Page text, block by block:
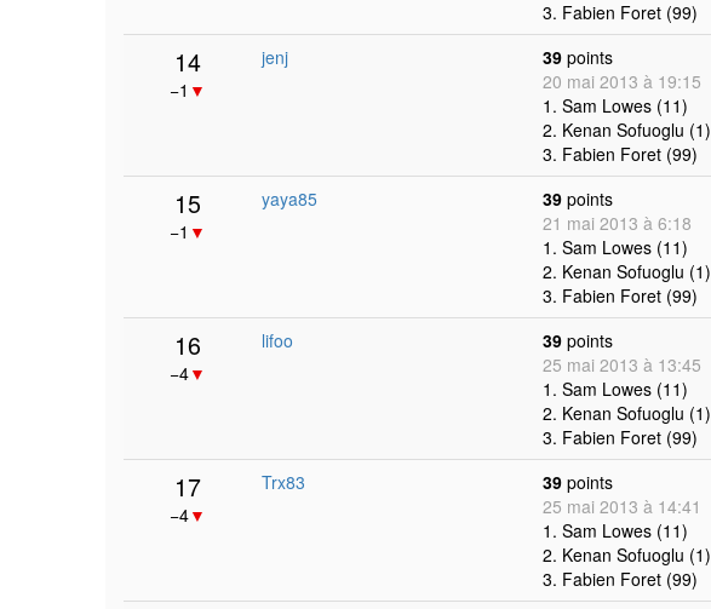
3. Fabien Foret (99)
14
−1 ▼
jenj 39 points
20 mai 2013 à 19:15
1. Sam Lowes (11)
2. Kenan Sofuoglu (1)
3. Fabien Foret (99)
15
−1 ▼
yaya85 39 points
21 mai 2013 à 6:18
1. Sam Lowes (11)
2. Kenan Sofuoglu (1)
3. Fabien Foret (99)
16
−4▼
lifoo 39 points
25 mai 2013 à 13:45
1. Sam Lowes (11)
2. Kenan Sofuoglu (1)
3. Fabien Foret (99)
17
−4▼
Trx83 39 points
25 mai 2013 à 14:41
1. Sam Lowes (11)
2. Kenan Sofuoglu (1)
3. Fabien Foret (99)